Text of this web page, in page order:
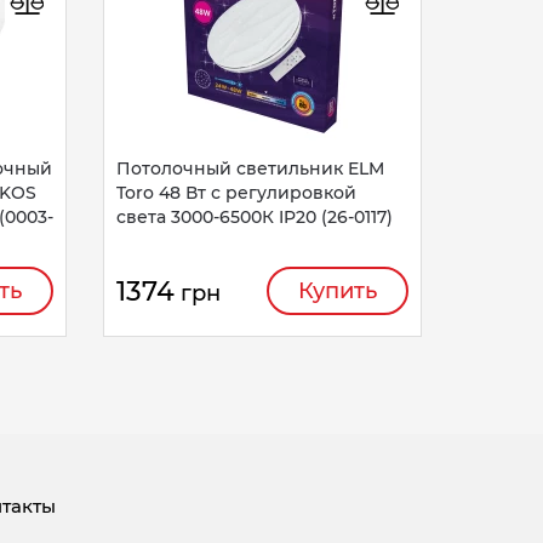
Потолочный светильник ELM
Toro 48 Вт с регулировкой
света 3000-6500К IP20 (26-0117)
1374 грн Купить